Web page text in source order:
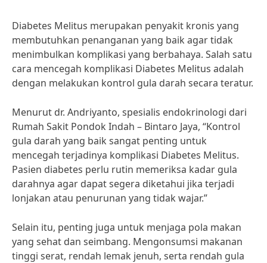
Diabetes Melitus merupakan penyakit kronis yang
membutuhkan penanganan yang baik agar tidak
menimbulkan komplikasi yang berbahaya. Salah satu
cara mencegah komplikasi Diabetes Melitus adalah
dengan melakukan kontrol gula darah secara teratur.
Menurut dr. Andriyanto, spesialis endokrinologi dari
Rumah Sakit Pondok Indah – Bintaro Jaya, “Kontrol
gula darah yang baik sangat penting untuk
mencegah terjadinya komplikasi Diabetes Melitus.
Pasien diabetes perlu rutin memeriksa kadar gula
darahnya agar dapat segera diketahui jika terjadi
lonjakan atau penurunan yang tidak wajar.”
Selain itu, penting juga untuk menjaga pola makan
yang sehat dan seimbang. Mengonsumsi makanan
tinggi serat, rendah lemak jenuh, serta rendah gula